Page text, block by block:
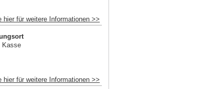
hier für weitere Informationen >>
Kasse
hier für weitere Informationen >>